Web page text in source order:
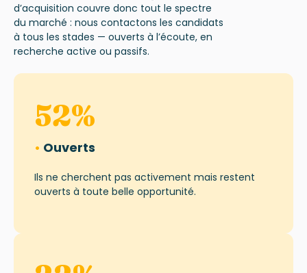
d’acquisition couvre donc tout le spectre
du marché : nous contactons les candidats
à tous les stades — ouverts à l’écoute, en
recherche active ou passifs.
52%
• Ouverts
Ils ne cherchent pas activement mais restent
ouverts à toute belle opportunité.